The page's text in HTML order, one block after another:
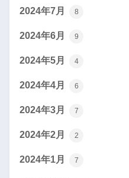
2024年7月 8
2024年6月 9
2024年5月 4
2024年4月 6
2024年3月 7
2024年2月 2
2024年1月 7